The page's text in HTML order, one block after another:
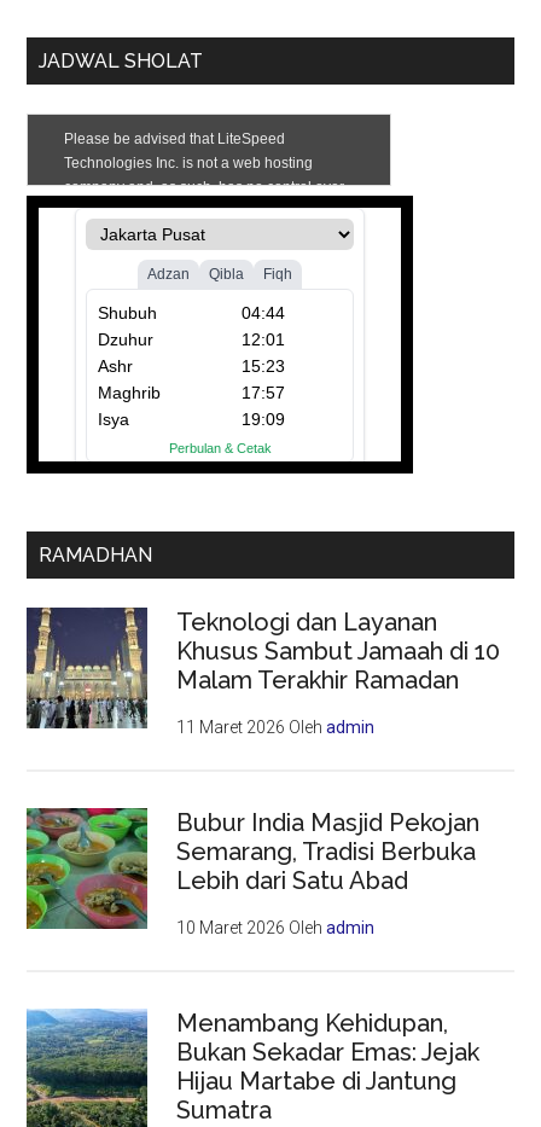
JADWAL SHOLAT
RAMADHAN
Teknologi dan Layanan
Khusus Sambut Jamaah di 10
Malam Terakhir Ramadan
11 Maret 2026 Olehadmin
Bubur India Masjid Pekojan
Semarang, Tradisi Berbuka
Lebih dari Satu Abad
10 Maret 2026 Olehadmin
Menambang Kehidupan,
Bukan Sekadar Emas: Jejak
Hijau Martabe di Jantung
Sumatra